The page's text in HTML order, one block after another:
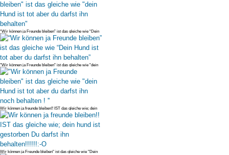
“Wir können ja Freunde bleiben” ist das gleiche wie “Dein
Hund ist tot a
"Wir können ja Freunde bleiben" ist das gleiche wie "dein
Hund ist tot a
Wir können ja freunde bleiben!! IST das gleiche wie; dein
hund ist gesto
Wir können ja Freunde bleiben" ist das gleiche wie "Dein